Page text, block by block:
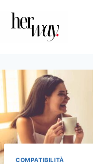
contenuto
COMPATIBILITÀ